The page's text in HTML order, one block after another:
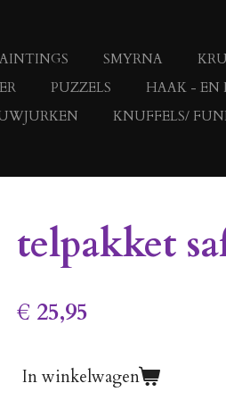
SMYRNA
PUZZELS HAAK - EN
KNUFFELS/
telpakket
€ 25,95
In winkelwagen